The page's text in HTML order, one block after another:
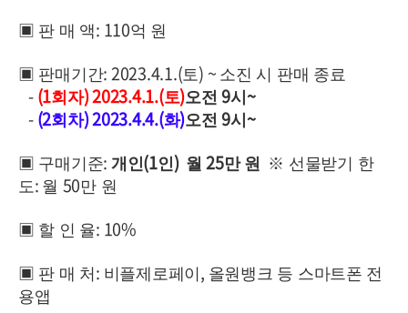
▣ 판 매 액: 110억 원
▣ 판매기간: 2023.4.1.(토) ~ 소진 시 판매 종료
-(1회자) 2023.4.1.(토)오전9시 ~
-(2회차) 2023.4.4.(화)오전9시 ~
▣ 구매기준: 개인(1인) 월25만 원 ※ 선물받기 한
도: 월 50만 원
▣ 할 인 율: 10%
▣ 판 매 처 : 비플제로페이 , 올원뱅크 등 스마트폰 전
용앱